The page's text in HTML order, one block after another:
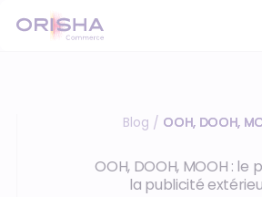
Blog / OOH, DOOH,
OOH, DOOH, MOOH : le
la publicité